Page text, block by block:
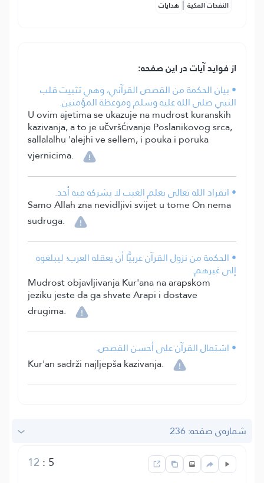
النفحات المكية | هدايات
از فواید آیات در این صفحه:
• بيان الحكمة من القصص القرآني، وهي تثبيت قلب
النبي صلى الله عليه وسلم وموعظة المؤمنين.
U ovim ajetima se ukazuje na mudrost kuranskih
kazivanja, a to je učvršćivanje Poslanikovog srca,
sallalalhu 'alejhi ve sellem, i pouka i poruka
vjernicima.
• انفراد الله تعالى بعلم الغيب لا يشركه فيه أحد.
Samo Allah zna nevidljivi svijet u tome On nema
sudruga.
• الحكمة من نزول القرآن عربيًّا أن يعقله العرب؛ ليبلغوه
إلى غيرهم.
Mudrost objavljivanja Kur'ana na arapskom
jeziku jeste da ga shvate Arapi i dostave
drugima.
• اشتمال القرآن على أحسن القصص.
Kur'an sadrži najljepša kazivanja.
شماره‌ى صفحه: 236
5
:
12